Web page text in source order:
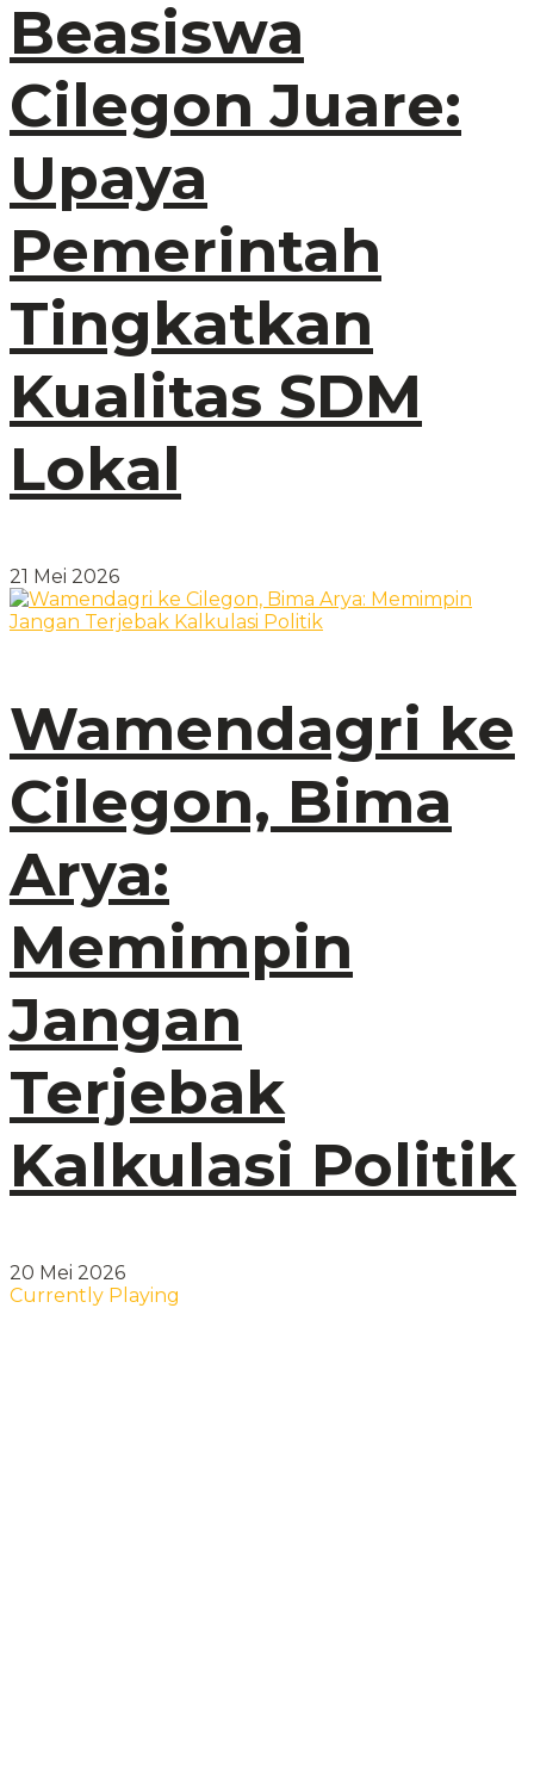
Beasiswa
Cilegon Juare:
Upaya
Pemerintah
Tingkatkan
Kualitas SDM
Lokal
21 Mei 2026
Wamendagri ke
Cilegon, Bima
Arya:
Memimpin
Jangan
Terjebak
Kalkulasi Politik
20 Mei 2026
Currently Playing